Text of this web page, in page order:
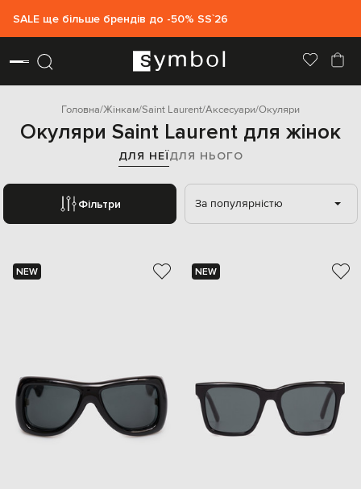
SALE ще більше брендів до -50% SS`26
Головна Жінкам Saint Laurent Аксесуари Окуляри
Окуляри Saint Laurent для жінок
ДЛЯ НЕЇДЛЯ НЬОГО
Фільтри За популярністю
NEW NEW